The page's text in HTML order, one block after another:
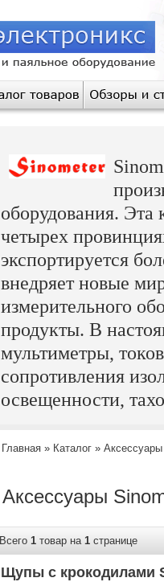
оборудования.
четырех
экспортируется
внедряет новые
измерительного
продукты. В
мультиметры,
сопротивления
освещенности,
Главная » Каталог » Аксессуары
Аксессуары
Всего 1 товар на 1 странице
Щупы с крокодилами